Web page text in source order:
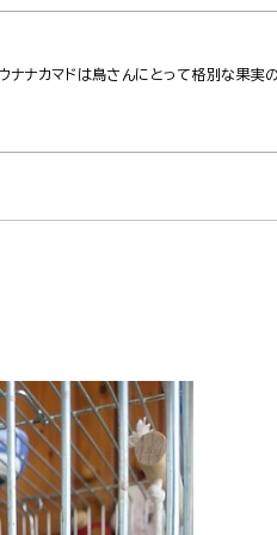
ナカマドは鳥さんにとって格別な果